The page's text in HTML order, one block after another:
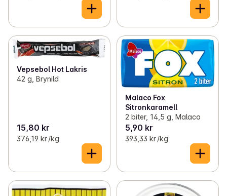
Vepsebol Hot Lakris
42 g, Brynild
15,80 kr
376,19 kr /kg
Malaco Fox
Sitronkaramell
2 biter, 14,5 g, Malaco
5,90 kr
393,33 kr /kg